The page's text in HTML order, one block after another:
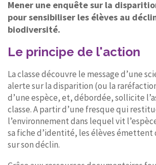
Mener une enquête sur la
pour sensibiliser les élèves au
biodiversité.
Le principe de l'action
La classe découvre le message d’une
alerte sur la disparition (ou la
d’une espèce, et, débordée, sollicite
classe. A partir d’une fresque qui
l’environnement dans lequel vit
sa fiche d’identité, les élèves émettent
sur son déclin.